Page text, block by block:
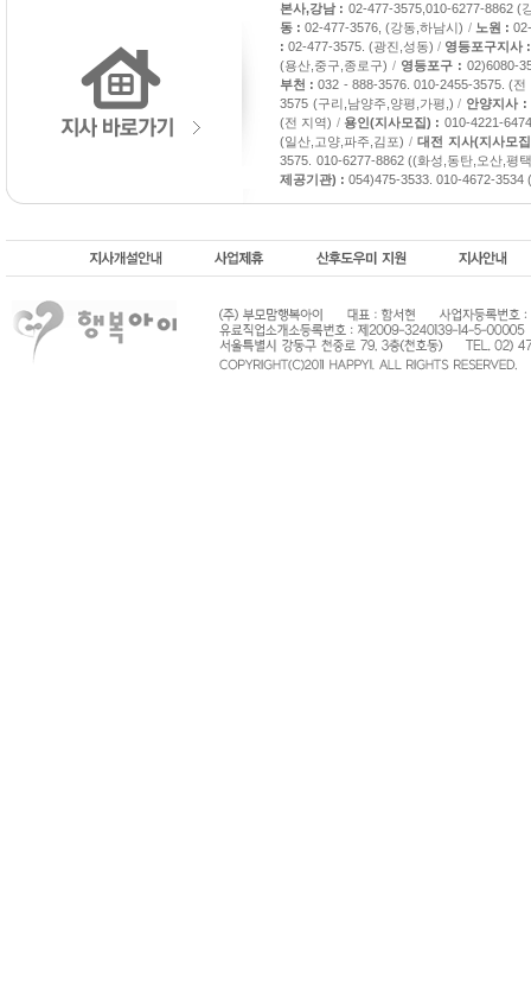
본사,강남 : 02-477-3575,010-6277-8862 (
동 :02-477-3576, (강동,하남시) / 노원 :
: 02-477-3575. (광진,성동) / 영등포구지사
(용산,중구,종로구) / 영등포구 : 02)6080-
부천 :032 - 888-3576. 010-2455-3575. (전
3575 (구리,남양주,양평,가평,) / 안양지사 :
(전 지역) / 용인(지사모집) : 010-4221-
(일산,고양,파주,김포) / 대전 지사(지사모
3575. 010-6277-8862 ((화성,동탄,오산,평
제공기관) : 054)475-3533. 010-4672-